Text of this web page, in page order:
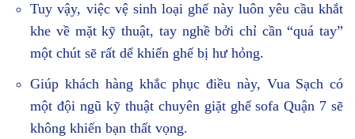
Tuy vậy, việc vệ sinh loại ghế này luôn yêu cầu khắt
khe về mặt kỹ thuật, tay nghề bởi chỉ cần “quá tay”
một chút sẽ rất dể khiến ghế bị hư hỏng.
Giúp khách hàng khắc phục điều này, Vua Sạch có
một đội ngũ kỹ thuật chuyên giặt ghế sofa Quận 7 sẽ
không khiến bạn thất vọng.